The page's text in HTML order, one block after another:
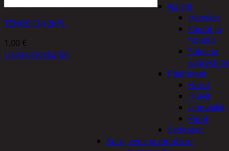
Naiset
Hanskat
Paidat ja
housut
Sukat ja
Päähineet
Hatut
Huivit
Lippalakit
Pipot
Sadeasut
Auto, vene ja moottori
TEHOSIENI 2KPL
1,00 €
Lisää ostoskoriin